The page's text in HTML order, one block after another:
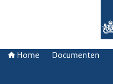
Home Documenten